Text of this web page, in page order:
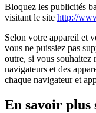
Bloquez les publicités
visitant le site http://
Selon votre appareil et
vous ne puissiez pas
outre, si vous souhaitez
navigateurs et des
chaque navigateur et
En savoir plus